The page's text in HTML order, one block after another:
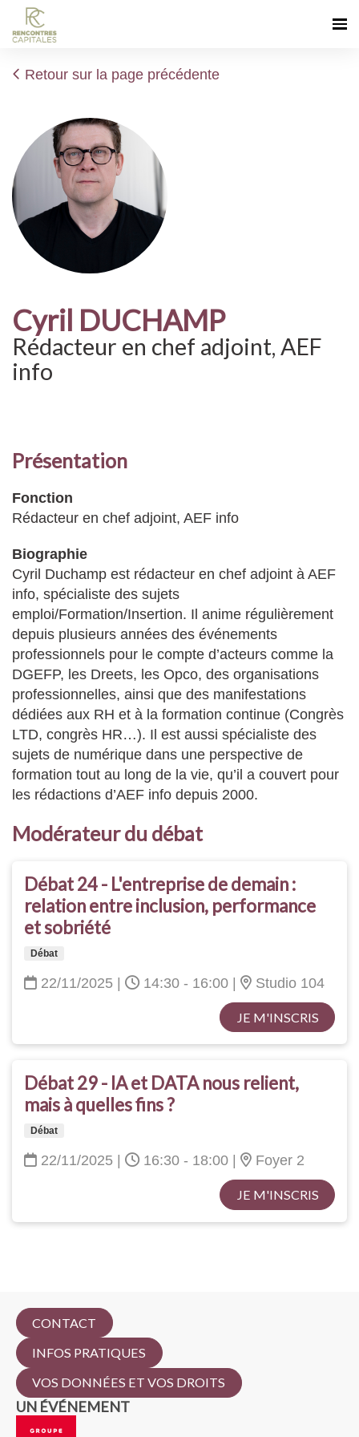
Retour sur la page précédente
Cyril DUCHAMP
Rédacteur en chef adjoint, AEF
info
Présentation
Fonction
Rédacteur en chef adjoint, AEF info
Biographie
Cyril Duchamp est rédacteur en chef adjoint à AEF
info, spécialiste des sujets
emploi/Formation/Insertion. Il anime régulièrement
depuis plusieurs années des événements
professionnels pour le compte d’acteurs comme la
DGEFP, les Dreets, les Opco, des organisations
professionnelles, ainsi que des manifestations
dédiées aux RH et à la formation continue (Congrès
LTD, congrès HR…). Il est aussi spécialiste des
sujets de numérique dans une perspective de
formation tout au long de la vie, qu’il a couvert pour
les rédactions d’AEF info depuis 2000.
Modérateur du débat
Débat 24 - L'entreprise de demain :
relation entre inclusion, performance
et sobriété
Débat
22/11/2025 14:30 - 16:00 Studio 104
JE M'INSCRIS
Débat 29 - IA et DATA nous relient,
mais à quelles fins ?
Débat
22/11/2025 16:30 - 18:00 Foyer 2
JE M'INSCRIS
CONTACT
INFOS PRATIQUES
VOS DONNÉES ET VOS DROITS
UN ÉVÉNEMENT